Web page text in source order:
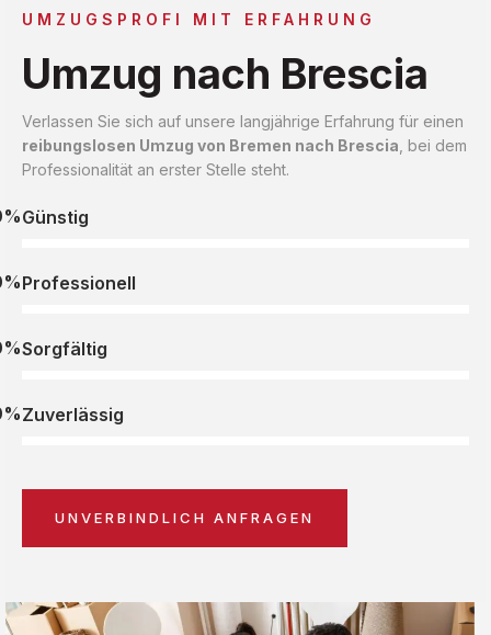
UMZUGSPROFI MIT ERFAHRUNG
Umzug nach Brescia
Verlassen Sie sich auf unsere langjährige Erfahrung für einen
reibungslosen Umzug von Bremen nach Brescia , bei dem
Professionalität an erster Stelle steht.
Günstig
Professionell
Sorgfältig
Zuverlässig
UNVERBINDLICH ANFRAGEN